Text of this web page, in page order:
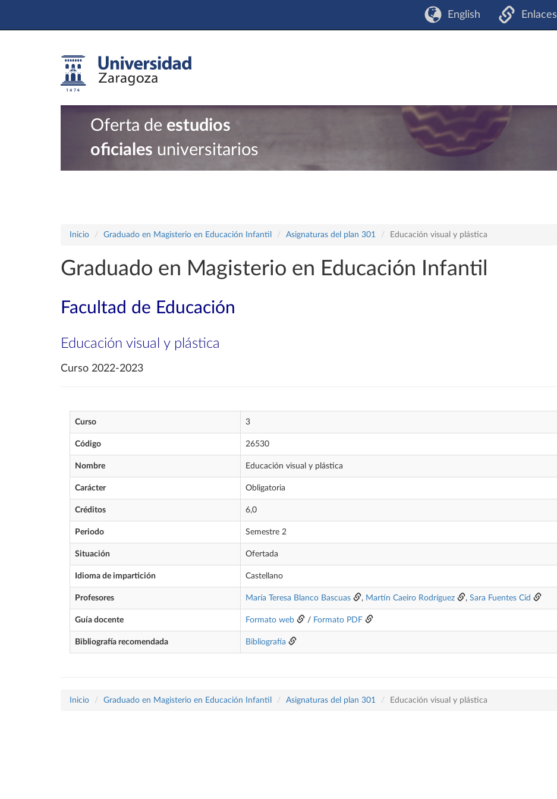
English Enlaces
Oferta de estudios
oficiales universitarios
Inicio Graduado en Magisterio en Educación Infantil Asignaturas del plan 301 Educación visual y plástica
Graduado en Magisterio en Educación Infantil
Facultad de Educación
Educación visual y plástica
Curso 2022-2023
Curso 3
Código 26530
Nombre Educación visual y plástica
Carácter Obligatoria
Créditos 6,0
Periodo Semestre 2
Situación Ofertada
Idioma de impartición Castellano
Profesores María Teresa Blanco Bascuas , Martín Caeiro Rodríguez , Sara Fuentes Cid
Guía docente Formato web / Formato PDF
Bibliografía recomendada Bibliografía
Inicio Graduado en Magisterio en Educación Infantil Asignaturas del plan 301 Educación visual y plástica